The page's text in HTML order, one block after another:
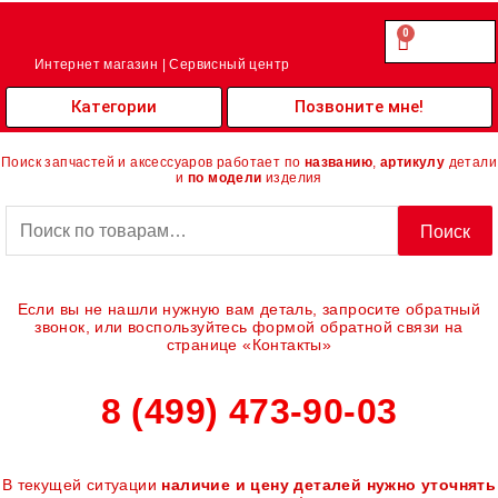
Перейти
Интернет магазин | Сервисный центр
0.00
0
Cart
Категории Позвоните мне!
Поиск запчастей и аксессуаров работает по названию артикулу детали
и по модели изделия
Поиск
Если вы не нашли нужную вам деталь, запросите обратный
звонок, или воспользуйтесь формой обратной связи на
странице «Контакты»
8 (499) 473-90-03
В текущей ситуации наличие и цену деталей нужно уточнять